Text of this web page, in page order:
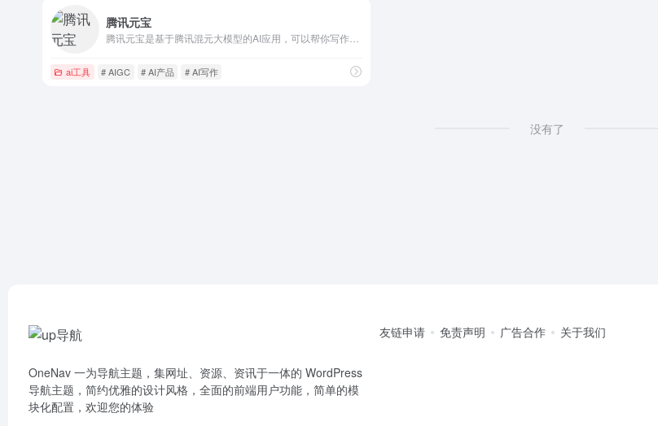
腾讯元宝
ai工具 # AIGC # AI产品 # AI写作
没有了
OneNav 一为导航主题，集网址、资源、资讯于一体的 WordPress
导航主题，简约优雅的设计风格，全面的前端用户功能，简单的模
块化配置，欢迎您的体验
友链申请 免责声明 广告合作 关于我们